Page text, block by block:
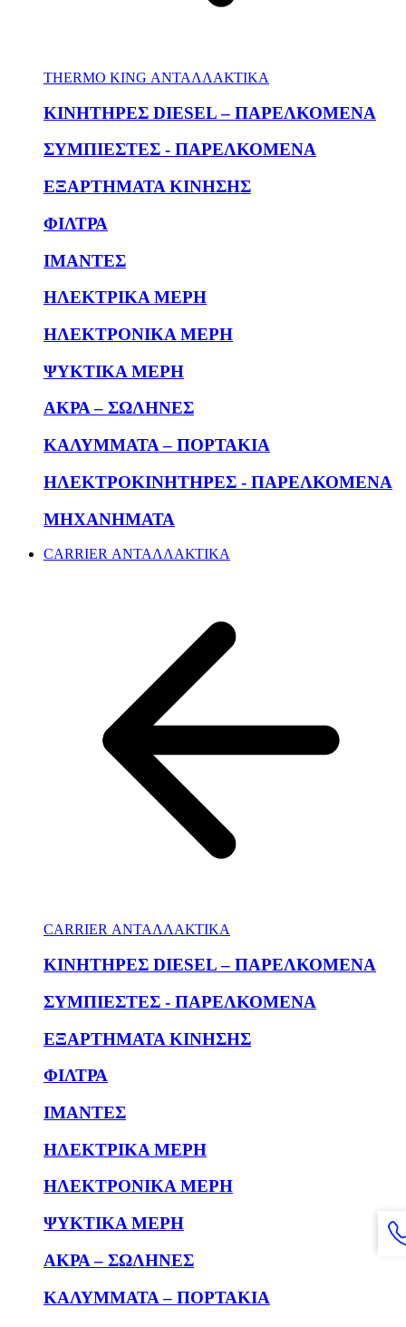
THERMO KING ΑΝΤΑΛΛΑΚΤΙΚΑ
KΙΝΗΤΗΡΕΣ DIESEL – ΠΑΡΕΛΚΟΜΕΝΑ
ΣΥΜΠΙΕΣΤΕΣ - ΠΑΡΕΛΚΟΜΕΝΑ
ΕΞΑΡΤΗΜΑΤΑ ΚΙΝΗΣΗΣ
ΦΙΛΤΡΑ
ΙΜΑΝΤΕΣ
ΗΛΕΚΤΡΙΚΑ ΜΕΡΗ
ΗΛΕΚΤΡΟΝΙΚΑ ΜΕΡΗ
ΨΥΚΤΙΚΑ ΜΕΡΗ
ΑΚΡΑ – ΣΩΛΗΝΕΣ
ΚΑΛΥΜΜΑΤΑ – ΠΟΡΤΑΚΙΑ
ΗΛΕΚΤΡΟΚΙΝΗΤΗΡΕΣ - ΠΑΡΕΛΚΟΜΕΝΑ
ΜΗΧΑΝΗΜΑΤΑ
CARRIER ΑΝΤΑΛΛΑΚΤΙΚΑ
CARRIER ΑΝΤΑΛΛΑΚΤΙΚΑ
KΙΝΗΤΗΡΕΣ DIESEL – ΠΑΡΕΛΚΟΜΕΝΑ
ΣΥΜΠΙΕΣΤΕΣ - ΠΑΡΕΛΚΟΜΕΝΑ
ΕΞΑΡΤΗΜΑΤΑ ΚΙΝΗΣΗΣ
ΦΙΛΤΡΑ
ΙΜΑΝΤΕΣ
ΗΛΕΚΤΡΙΚΑ ΜΕΡΗ
ΗΛΕΚΤΡΟΝΙΚΑ ΜΕΡΗ
ΨΥΚΤΙΚΑ ΜΕΡΗ
ΑΚΡΑ – ΣΩΛΗΝΕΣ
ΚΑΛΥΜΜΑΤΑ – ΠΟΡΤΑΚΙΑ